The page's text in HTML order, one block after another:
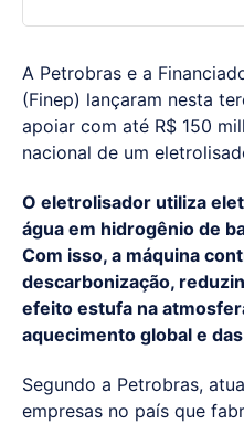
A Petrobras e a
(Finep) lançaram nesta
apoiar com até R$ 150
nacional de um
O eletrolisador utiliza
água em hidrogênio de
Com isso, a máquina
descarbonização,
efeito estufa na
aquecimento global e
Segundo a Petrobras,
empresas no país que